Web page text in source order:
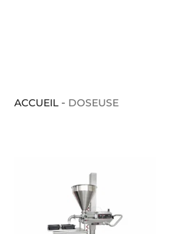
ACCUEIL- DOSEUSE